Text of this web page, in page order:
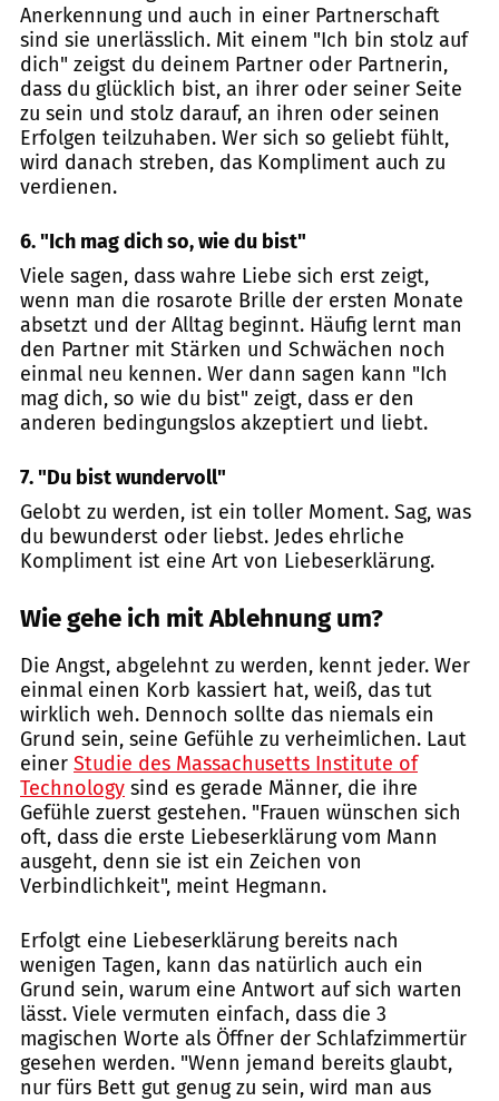
Anerkennung und auch in einer Partnerschaft
sind sie unerlässlich. Mit einem "Ich bin stolz auf
dich" zeigst du deinem Partner oder Partnerin,
dass du glücklich bist, an ihrer oder seiner Seite
zu sein und stolz darauf, an ihren oder seinen
Erfolgen teilzuhaben. Wer sich so geliebt fühlt,
wird danach streben, das Kompliment auch zu
verdienen.
6. "Ich mag dich so, wie du bist"
Viele sagen, dass wahre Liebe sich erst zeigt,
wenn man die rosarote Brille der ersten Monate
absetzt und der Alltag beginnt. Häufig lernt man
den Partner mit Stärken und Schwächen noch
einmal neu kennen. Wer dann sagen kann "Ich
mag dich, so wie du bist" zeigt, dass er den
anderen bedingungslos akzeptiert und liebt.
7. "Du bist wundervoll"
Gelobt zu werden, ist ein toller Moment. Sag, was
du bewunderst oder liebst. Jedes ehrliche
Kompliment ist eine Art von Liebeserklärung.
Wie gehe ich mit Ablehnung um?
Die Angst, abgelehnt zu werden, kennt jeder. Wer
einmal einen Korb kassiert hat, weiß, das tut
wirklich weh. Dennoch sollte das niemals ein
Grund sein, seine Gefühle zu verheimlichen. Laut
einer Studie des Massachusetts Institute of
Technology sind es gerade Männer, die ihre
Gefühle zuerst gestehen. "Frauen wünschen sich
oft, dass die erste Liebeserklärung vom Mann
ausgeht, denn sie ist ein Zeichen von
Verbindlichkeit", meint Hegmann.
Erfolgt eine Liebeserklärung bereits nach
wenigen Tagen, kann das natürlich auch ein
Grund sein, warum eine Antwort auf sich warten
lässt. Viele vermuten einfach, dass die 3
magischen Worte als Öffner der Schlafzimmertür
gesehen werden. "Wenn jemand bereits glaubt,
nur fürs Bett gut genug zu sein, wird man aus